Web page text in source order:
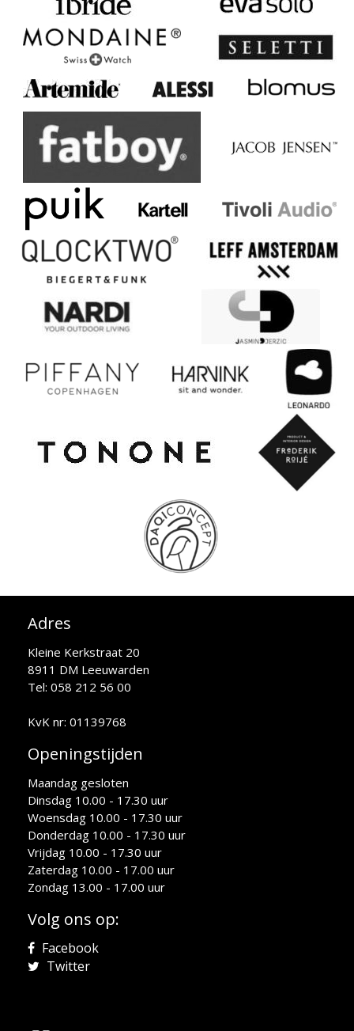
Adres
Kleine Kerkstraat 20
8911 DM Leeuwarden
Tel: 058 212 56 00
KvK nr: 01139768
Openingstijden
Maandag gesloten
Dinsdag 10.00 - 17.30 uur
Woensdag 10.00 - 17.30 uur
Donderdag 10.00 - 17.30 uur
Vrijdag 10.00 - 17.30 uur
Zaterdag 10.00 - 17.00 uur
Zondag 13.00 - 17.00 uur
Volg ons op:
Facebook
Twitter